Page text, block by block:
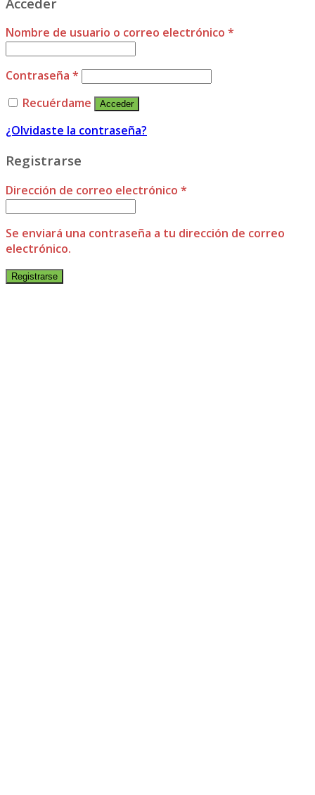
Nombre de usuario o correo electrónico *
Contraseña *
Recuérdame
Acceder
¿Olvidaste la contraseña?
Registrarse
Dirección de correo electrónico *
Se enviará una contraseña a tu dirección de correo
electrónico.
Registrarse